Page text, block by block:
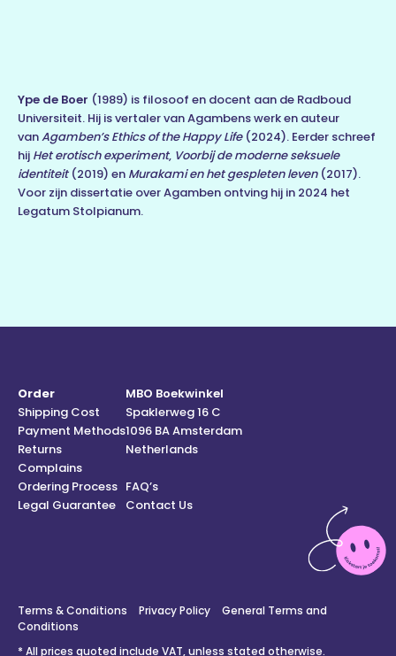
Ype de Boer (1989) is filosoof en docent aan de Radboud
Universiteit. Hij is vertaler van Agambens werk en auteur
vanAgamben’s Ethics of the Happy Life(2024). Eerder schreef
hij Het erotisch experiment, Voorbij de moderne seksuele
identiteit(2019) en Murakami en het gespleten leven(2017).
Voor zijn dissertatie over Agamben ontving hij in 2024 het
Legatum Stolpianum.
Order
Shipping Cost
Payment Methods
Returns
Complains
Ordering Process
Legal Guarantee
MBO Boekwinkel
Spaklerweg 16 C
1096 BA Amsterdam
Netherlands
FAQ’s
Contact Us
Terms & Conditions Privacy Policy
General Terms and
Conditions
* All prices quoted include VAT, unless stated otherwise.